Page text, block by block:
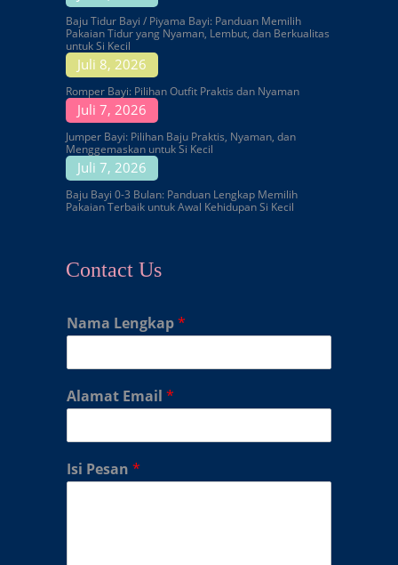
Baju Tidur Bayi / Piyama Bayi: Panduan Memilih
Pakaian Tidur yang Nyaman, Lembut, dan Berkualitas
untuk Si Kecil
Juli 8, 2026
Romper Bayi: Pilihan Outfit Praktis dan Nyaman
Juli 7, 2026
Jumper Bayi: Pilihan Baju Praktis, Nyaman, dan
Menggemaskan untuk Si Kecil
Juli 7, 2026
Baju Bayi 0-3 Bulan: Panduan Lengkap Memilih
Pakaian Terbaik untuk Awal Kehidupan Si Kecil
Contact Us
Nama Lengkap*
Alamat Email *
Isi Pesan *